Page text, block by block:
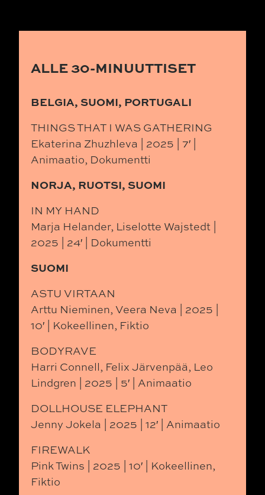
ALLE 30-MINUUTTISET
BELGIA, SUOMI, PORTUGALI
THINGS THAT I WAS GATHERING
Ekaterina Zhuzhleva | 2025 | 7′ |
Animaatio, Dokumentti
NORJA, RUOTSI, SUOMI
IN MY HAND
Marja Helander, Liselotte Wajstedt |
2025 | 24′ | Dokumentti
SUOMI
ASTU VIRTAAN
Arttu Nieminen, Veera Neva | 2025 |
10′ | Kokeellinen, Fiktio
BODYRAVE
Harri Connell, Felix Järvenpää, Leo
Lindgren | 2025 | 5′ | Animaatio
DOLLHOUSE ELEPHANT
Jenny Jokela | 2025 | 12′ | Animaatio
FIREWALK
Pink Twins | 2025 | 10′ | Kokeellinen,
Fiktio